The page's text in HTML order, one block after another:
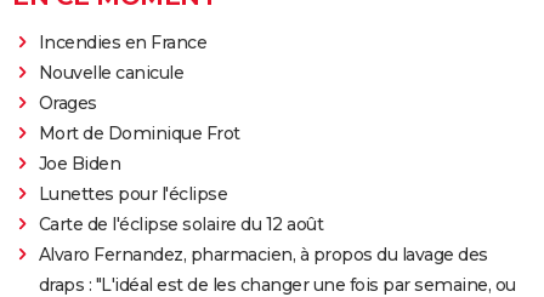
Incendies en France
Nouvelle canicule
Orages
Mort de Dominique Frot
Joe Biden
Lunettes pour l'éclipse
Carte de l'éclipse solaire du 12 août
Alvaro Fernandez, pharmacien, à propos du lavage des
draps : "L'idéal est de les changer une fois par semaine, ou